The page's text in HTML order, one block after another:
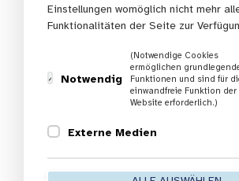
Die Programmkoordinierung
Landesprogramms
wird nun institutionell
Katharina Böhm nimmt den
Einstellungen womöglich nicht mehr
Funktionalitäten der Seite zur
Notwendig
(Notwendige Cookies
ermöglichen
Funktionen und sind für
einwandfreie Funktion der
Website erforderlich.)
Externe Medien